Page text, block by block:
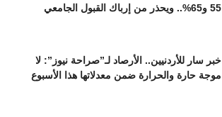
55 و65%.. ويحذر من إرباك القبول الجامعي
خبر سار للأردنيين.. الأرصاد لـ”صراحة نيوز”: لا
موجة حارة والحرارة ضمن معدلاتها هذا الأسبوع